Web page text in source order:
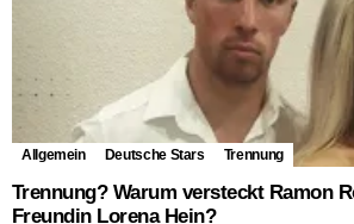
Allgemein Deutsche Stars Trennung
Trennung? Warum versteckt Ramon
Freundin Lorena Hein?